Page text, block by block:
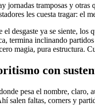
jornadas tramposas y
les cuesta tragar: el
el desgaste ya se siente,
termina inclinando
magia, pura estructura.
con
pesa el nombre, claro,
salen faltas, corners y